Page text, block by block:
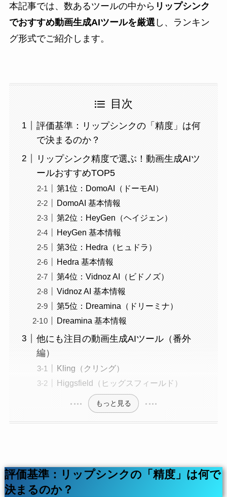
本記事では、数あるツールの中から リップシンク
でおすすめ動画生成AIツールを厳選 し、ランキン
グ形式でご紹介します。
目次
評価基準：リップシンクの「精度」は何
で決まるのか？
リップシンク精度で選ぶ！動画生成AIツ
ールおすすめTOP5
第1位：DomoAI（ドーモAI）
DomoAI 基本情報
第2位：HeyGen（ヘイジェン）
HeyGen 基本情報
第3位：Hedra（ヒュドラ）
Hedra 基本情報
第4位：Vidnoz AI（ビドノズ）
Vidnoz AI 基本情報
第5位：Dreamina（ドリーミナ）
Dreamina 基本情報
他にも注目の動画生成AIツール（番外
編）
Kling（クリング）
Higgsfield（ヒッグスフィールド）
もっと見る
評価基準：リップシンクの「精度」は何で
決まるのか？